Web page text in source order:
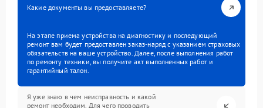
Какие документы вы предоставляете?
На этапе приема устройства на диагностику и последующий
ремонт вам будет предоставлен заказ-наряд с указанием страховых
обязательств на ваше устройство. Далее, после выполнения работ
по ремонту техники, вы получите акт выполненных работ и
гарантийный талон.
Я уже знаю в чем неисправность и какой
ремонт необходим. Для чего проводить